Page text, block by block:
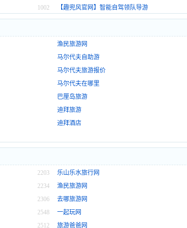
1002
【趣兜风官网】智能自驾领队导游
渔民旅游网
马尔代夫自助游
马尔代夫旅游报价
马尔代夫在哪里
巴厘岛旅游
迪拜旅游
迪拜酒店
2203
乐山乐水旅行网
2234
渔民旅游网
2306
去哪旅游网
2548
一起玩网
2512
旅游爸爸网